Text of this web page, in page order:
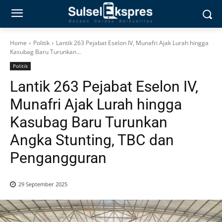
Home Politik
Lantik 263 Pejabat Eselon IV, Munafri Ajak Lurah hingga
Kasubag Baru Turunkan...
Politik
Lantik 263 Pejabat Eselon IV,
Munafri Ajak Lurah hingga
Kasubag Baru Turunkan
Angka Stunting, TBC dan
Pengangguran
29 September 2025